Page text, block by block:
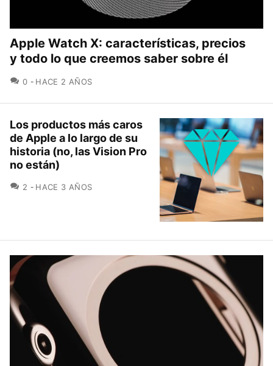
Apple Watch X: características, precios
y todo lo que creemos saber sobre él
0 COMENTARIOS
HACE 2 AÑOS
Los productos más caros
de Apple a lo largo de su
historia (no, las Vision Pro
no están)
2 COMENTARIOS
HACE 3 AÑOS